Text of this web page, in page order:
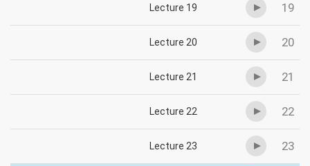
19
Lecture 19
20
Lecture 20
21
Lecture 21
22
Lecture 22
23
Lecture 23